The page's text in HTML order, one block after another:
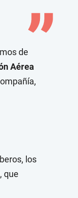
de
Aérea
los
, que